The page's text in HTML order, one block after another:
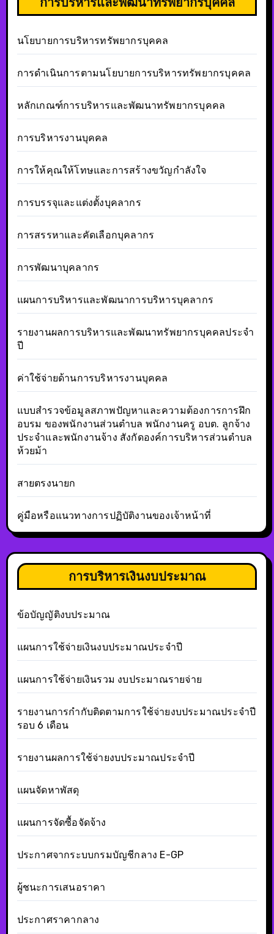
นโยบายการบริหารทรัพยากรบุคคล
การดำเนินการตามนโยบายการบริหารทรัพยากรบุคคล
หลักเกณฑ์การบริหารและพัฒนาทรัพยากรบุคคล
การบริหารงานบุคคล
การให้คุณให้โทษและการสร้างขวัญกำลังใจ
การบรรจุและแต่งตั้งบุคลากร
การสรรหาและคัดเลือกบุคลากร
การพัฒนาบุคลากร
แผนการบริหารและพัฒนาการบริหารบุคลากร
รายงานผลการบริหารและพัฒนาทรัพยากรบุคคลประจำ
ปี
ค่าใช้จ่ายด้านการบริหารงานบุคคล
แบบสำรวจข้อมูลสภาพปัญหาและความต้องการการฝึก
อบรม ของพนักงานส่วนตำบล พนักงานครู อบต. ลูกจ้าง
ประจำและพนักงานจ้าง สังกัดองค์การบริหารส่วนตำบล
ห้วยม้า
สายตรงนายก
คู่มือหรือแนวทางการปฏิบัติงานของเจ้าหน้าที่
การบริหารเงินงบประมาณ
ข้อบัญญัติงบประมาณ
แผนการใช้จ่ายเงินงบประมาณประจำปี
แผนการใช้จ่ายเงินรวม งบประมาณรายจ่าย
รายงานการกำกับติดตามการใช้จ่ายงบประมาณประจำปี
รอบ 6 เดือน
รายงานผลการใช้จ่ายงบประมาณประจำปี
แผนจัดหาพัสดุ
แผนการจัดซื้อจัดจ้าง
ประกาศจากระบบกรมบัญชีกลาง E-GP
ผู้ชนะการเสนอราคา
ประกาศราคากลาง